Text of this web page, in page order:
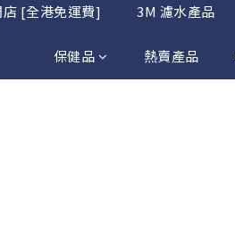
[全港免運費] 3M 濾水產品
保健品 熱賣產品